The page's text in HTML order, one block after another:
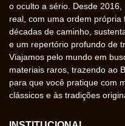
o oculto a sério. Desde
real, com uma ordem
décadas de caminho,
e um repertório profundo de
Viajamos pelo mundo em
materiais raros, trazendo ao
para que você pratique com
clássicos e às tradições